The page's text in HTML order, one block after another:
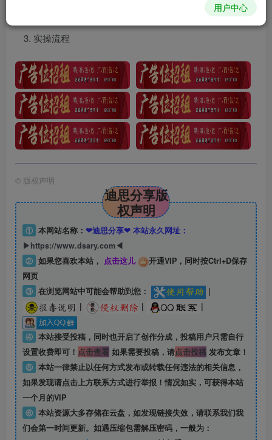
实操流程
© 版权声明
迪思分享版
权声明
① 本网站名称： ❤迪思分享❤ 本站永久网址：
▶https://www.dsary.com◀
② 如果您喜欢本站， 点击这儿
开通VIP，同时按Ctrl+D保存
网页
③ 在浏览网站中可能会帮助到您：
|
|
| |
④ 本站接受投稿，同时也开启了创作分成，投稿用户只需自行
设置收费即可！ 点击查看如果需要投稿，请点击投稿发布文章！
⑤ 本站一律禁止以任何方式发布或转载任何违法的相关信息，
如果发现请点击上方联系方式进行举报！情况如实，可获得本站
一个月的VIP
⑥ 本站资源大多存储在云盘，如发现链接失效，请联系我们我
们会第一时间更新。如遇压缩包需解压密码，一般为：
用户中心